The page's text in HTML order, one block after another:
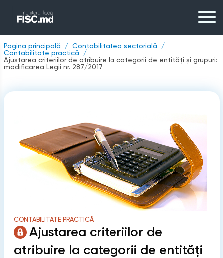
Pagina principală
Contabilitatea sectorială
Contabilitate practică
Ajustarea criteriilor de atribuire la categorii de entități și grupuri:
modificarea Legii nr. 287/2017
CONTABILITATE PRACTICĂ
Ajustarea criteriilor de
atribuire la categorii de entități